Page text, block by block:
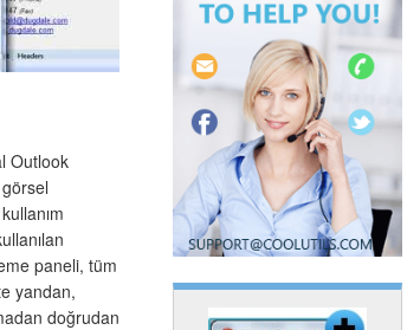
Outlook
paneli, tüm
yandan,
doğrudan